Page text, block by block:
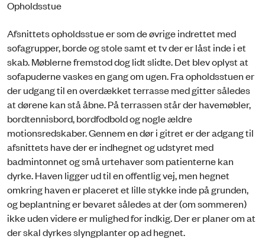
Opholdsstue
Afsnittets opholdsstue er som de øvrige indrettet med
sofagrupper, borde og stole samt et tv der er låst inde i et
skab. Møblerne fremstod dog lidt slidte. Det blev oplyst at
sofapuderne vaskes en gang om ugen. Fra opholdsstuen er
der udgang til en overdækket terrasse med gitter således
at dørene kan stå åbne. På terrassen står der havemøbler,
bordtennisbord, bordfodbold og nogle ældre
motionsredskaber. Gennem en dør i gitret er der adgang til
afsnittets have der er indhegnet og udstyret med
badmintonnet og små urtehaver som patienterne kan
dyrke. Haven ligger ud til en offentlig vej, men hegnet
omkring haven er placeret et lille stykke inde på grunden,
og beplantning er bevaret således at der (om sommeren)
ikke uden videre er mulighed for indkig. Der er planer om at
der skal dyrkes slyngplanter op ad hegnet.